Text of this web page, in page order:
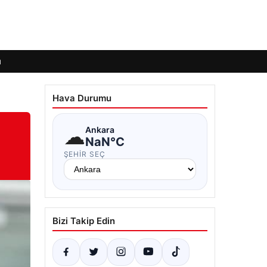
Hava Durumu
☁Ankara
NaN°C
ŞEHIR SEÇ
Bizi Takip Edin